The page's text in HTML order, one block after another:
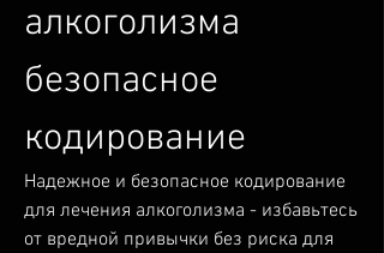
алкоголизма
безопасное
кодирование
Надежное и безопасное кодирование
для лечения алкоголизма - избавьтесь
от вредной привычки без риска для